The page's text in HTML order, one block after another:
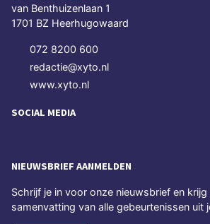
van Benthuizenlaan 1
1701 BZ Heerhugowaard
072 8200 600
redactie@xyto.nl
www.xyto.nl
SOCIAL MEDIA
NIEUWSBRIEF AANMELDEN
Schrijf je in voor onze nieuwsbrief en
samenvatting van alle gebeurtenissen uit